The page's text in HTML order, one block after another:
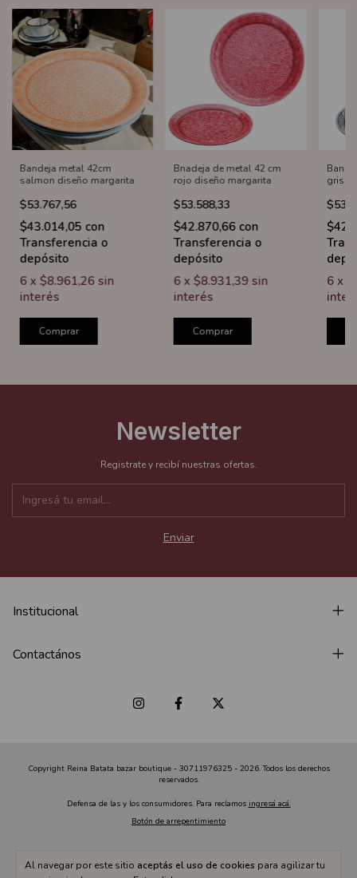
Al navegar por este sitio aceptás el uso de cookies para agilizar tu
Bandeja metal 42cm
salmon diseño margarita
$53.767,56
$43.014,05 con
Transferencia o
depósito
6 x $8.961,26 sin
interés
Comprar
Bnadeja de metal 42 cm
rojo diseño margarita
$53.588,33
$42.870,66 con
Transferencia o
depósito
6 x $8.931,39 sin
interés
Comprar
gris
6 x
Newsletter
Registrate y recibí nuestras ofertas.
Institucional
Contactános
Copyright Reina Batata bazar boutique - 30711976325 - 2026. Todos los derechos
reservados.
Defensa de las y los consumidores. Para reclamos ingresá acá.
Botón de arrepentimiento